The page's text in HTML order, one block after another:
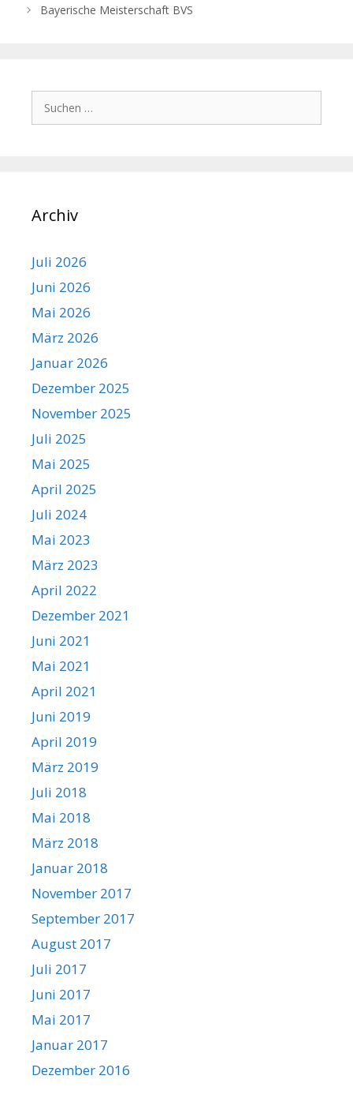
Bayerische Meisterschaft BVS
Suchen
nach:
Archiv
Juli 2026
Juni 2026
Mai 2026
März 2026
Januar 2026
Dezember 2025
November 2025
Juli 2025
Mai 2025
April 2025
Juli 2024
Mai 2023
März 2023
April 2022
Dezember 2021
Juni 2021
Mai 2021
April 2021
Juni 2019
April 2019
März 2019
Juli 2018
Mai 2018
März 2018
Januar 2018
November 2017
September 2017
August 2017
Juli 2017
Juni 2017
Mai 2017
Januar 2017
Dezember 2016